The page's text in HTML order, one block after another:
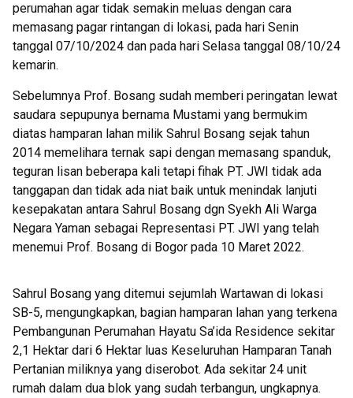
perumahan agar tidak semakin meluas dengan cara
memasang pagar rintangan di lokasi, pada hari Senin
tanggal 07/10/2024 dan pada hari Selasa tanggal 08/10/24
kemarin.
Sebelumnya Prof. Bosang sudah memberi peringatan lewat
saudara sepupunya bernama Mustami yang bermukim
diatas hamparan lahan milik Sahrul Bosang sejak tahun
2014 memelihara ternak sapi dengan memasang spanduk,
teguran lisan beberapa kali tetapi fihak PT. JWI tidak ada
tanggapan dan tidak ada niat baik untuk menindak lanjuti
kesepakatan antara Sahrul Bosang dgn Syekh Ali Warga
Negara Yaman sebagai Representasi PT. JWI yang telah
menemui Prof. Bosang di Bogor pada 10 Maret 2022.
Sahrul Bosang yang ditemui sejumlah Wartawan di lokasi
SB-5, mengungkapkan, bagian hamparan lahan yang terkena
Pembangunan Perumahan Hayatu Sa’ida Residence sekitar
2,1 Hektar dari 6 Hektar luas Keseluruhan Hamparan Tanah
Pertanian miliknya yang diserobot. Ada sekitar 24 unit
rumah dalam dua blok yang sudah terbangun, ungkapnya.